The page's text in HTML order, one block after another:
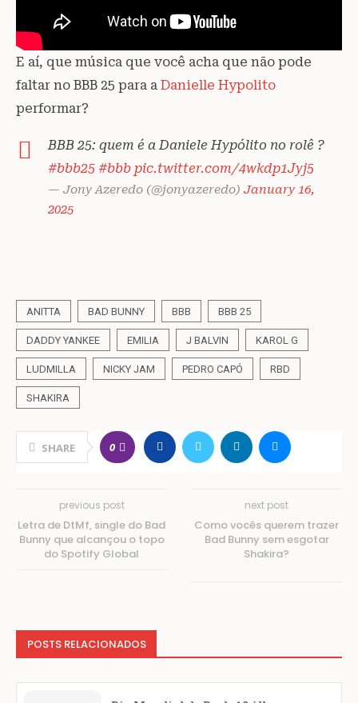
E aí, que música que você acha que não pode
faltar no BBB 25 para a Danielle Hypolito
performar?
BBB 25: quem é a Daniele Hypólito no rolê ?
#bbb25 #bbb pic.twitter.com/4wkdp1Jyj5
— Jony Azeredo (@jonyazeredo) January 16,
2025
ANITTA BAD BUNNY BBB BBB 25
DADDY YANKEE EMILIA J BALVIN KAROL G
LUDMILLA NICKY JAM PEDRO CAPÓ RBD
SHAKIRA
SHARE 0
previous post
Letra de DtMf, single do Bad
Bunny que alcançou o topo
do Spotify Global
next post
Como vocês querem trazer
Bad Bunny sem esgotar
Shakira?
POSTS RELACIONADOS